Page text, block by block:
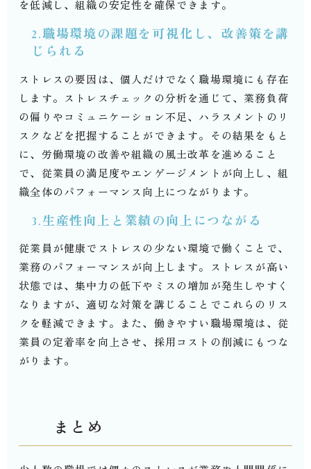
を低減し、組織の安定性を確保できます。
2.職場環境の課題を可視化し、改善策を講
じられる
ストレスの要因は、個人だけでなく職場環境にも存在
します。ストレスチェックの分析を通じて、業務負荷
の偏りやコミュニケーション不足、ハラスメントのリ
スクなどを把握することができます。その結果をもと
に、労働環境の改善や組織の風土改革を進めること
で、従業員の満足度やエンゲージメントが向上し、組
織全体のパフォーマンス向上につながります。
3.生産性向上と業績の向上につながる
従業員が健康でストレスの少ない環境で働くことで、
業務のパフォーマンスが向上します。ストレスが高い
状態では、集中力の低下やミスの増加が発生しやすく
なりますが、適切な対策を講じることでこれらのリス
クを軽減できます。また、働きやすい職場環境は、従
業員の定着率を向上させ、採用コストの削減にもつな
がります。
まとめ